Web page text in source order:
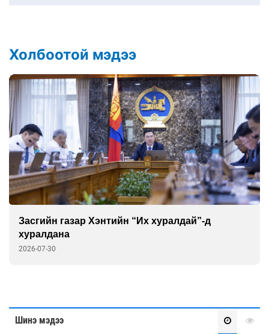
Холбоотой мэдээ
Завхан аймгийг зүүн бүсээс хадлан бэлтгэх
нөхцөлөөр хангана
2026-07-28
Шинэ мэдээ